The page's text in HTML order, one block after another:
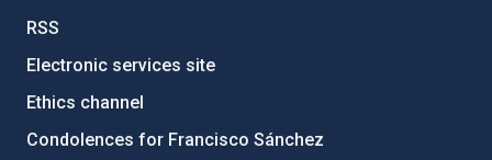
RSS
Electronic services site
Ethics channel
Condolences for Francisco Sánchez